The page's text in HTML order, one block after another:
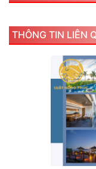
THÔNG TIN LIÊN